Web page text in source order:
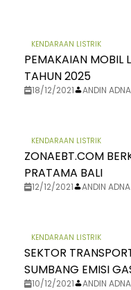
KENDARAAN LISTRIK
PEMAKAIAN MOBIL
TAHUN 2025
18/12/2021 ANDIN
KENDARAAN LISTRIK
ZONAEBT.COM
PRATAMA BALI
12/12/2021 ANDIN
KENDARAAN LISTRIK
SEKTOR
SUMBANG EMISI
10/12/2021 ANDIN